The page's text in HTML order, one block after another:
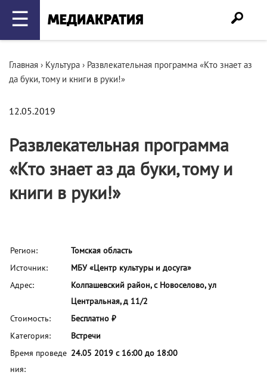
☰
Главная › Культура › Развлекательная программа «Кто знает аз
да буки, тому и книги в руки!»
12.05.2019
Развлекательная программа
«Кто знает аз да буки, тому и
книги в руки!»
Регион:
Томская область
Источник:
МБУ «Центр культуры и досуга»
Адрес:
Колпашевский район, с Новоселово, ул
Центральная, д 11/2
Стоимость:
Бесплатно ₽
Категория:
Встречи
Время проведе
ния:
24.05 2019 с 16:00 до 18:00